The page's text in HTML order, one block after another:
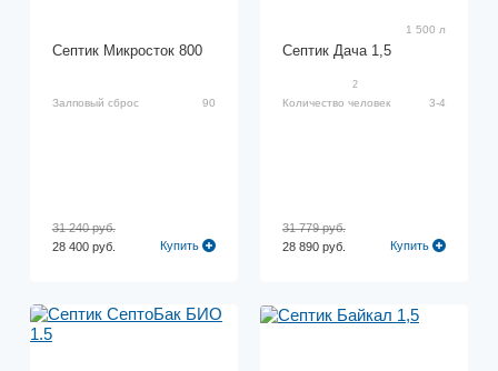
Септик Микросток 800
Залповый сброс 90
28 400 руб.
31 240 руб.
Купить
1 500 л
Септик Дача 1,5
2
Количество человек 3-4
28 890 руб.
31 779 руб.
Купить